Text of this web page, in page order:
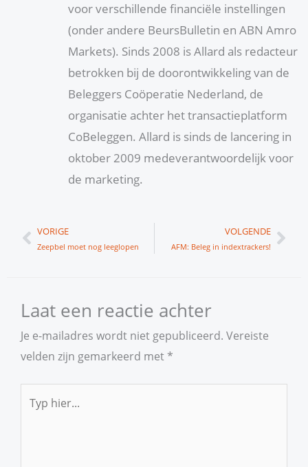
voor verschillende financiële instellingen
(onder andere BeursBulletin en ABN Amro
Markets). Sinds 2008 is Allard als redacteur
betrokken bij de doorontwikkeling van de
Beleggers Coöperatie Nederland, de
organisatie achter het transactieplatform
CoBeleggen. Allard is sinds de lancering in
oktober 2009 medeverantwoordelijk voor
de marketing.
Vorige
VORIGE
Zeepbel moet nog leeglopen
VOLGENDE
AFM: Beleg in indextrackers!
Laat een reactie achter
Je e-mailadres wordt niet gepubliceerd. Vereiste
velden zijn gemarkeerd met *
hier...